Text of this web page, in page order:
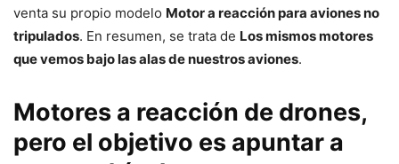
venta su propio modelo Motor a reacción para aviones no
tripulados. En resumen, se trata de Los mismos motores
que vemos bajo las alas de nuestros aviones.
Motores a reacción de drones,
pero el objetivo es apuntar a